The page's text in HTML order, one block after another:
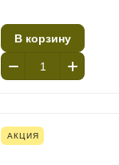
В корзину
АКЦИЯ